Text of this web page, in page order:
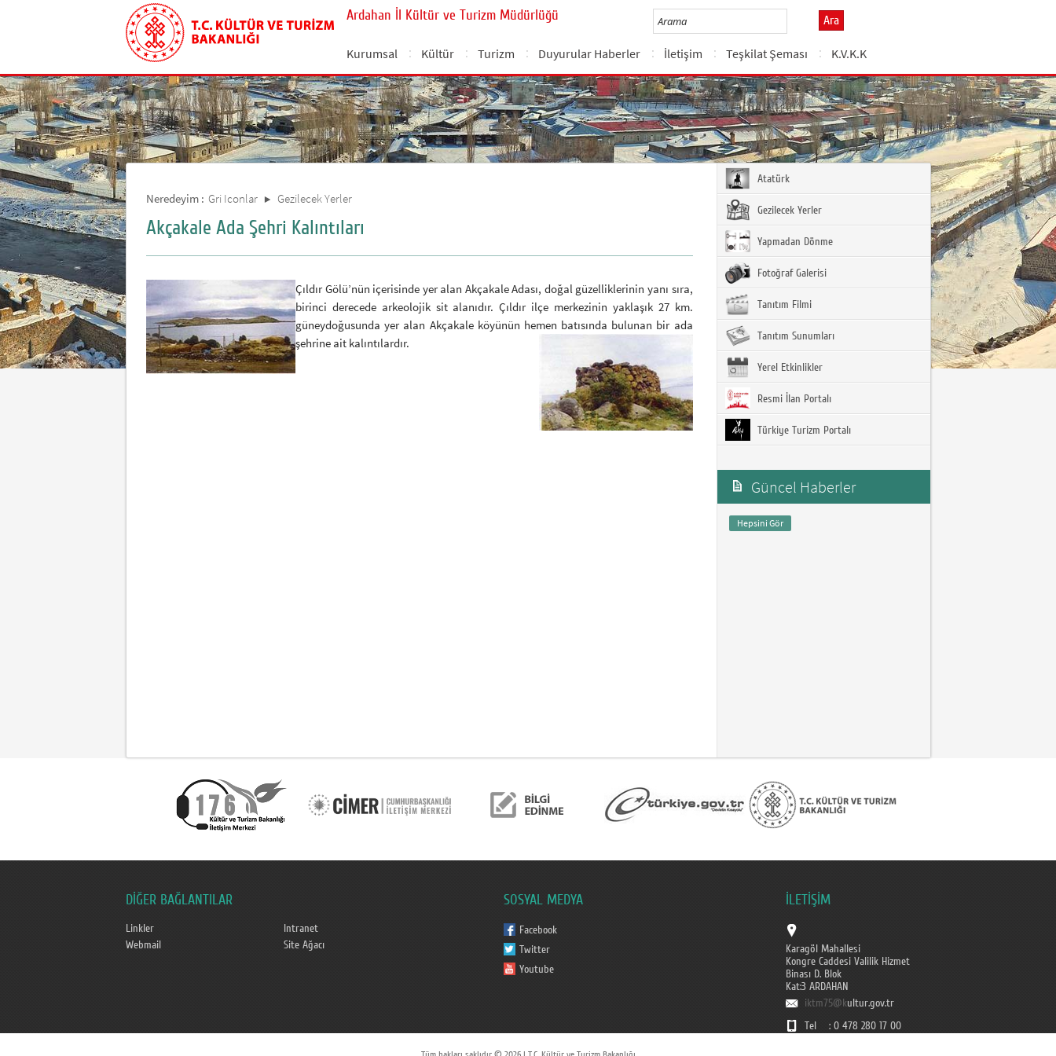
Ardahan İl Kültür ve Turizm Müdürlüğü Ara
Kurumsal Kültür Turizm Duyurular Haberler İletişim Teşkilat Şeması K.V.K.K
Neredeyim : Gri Iconlar Gezilecek Yerler
Akçakale Ada Şehri Kalıntıları
Çıldır Gölü’nün içerisinde yer alan Akçakale Adası, doğal güzelliklerinin yanı sıra,
birinci derecede arkeolojik sit alanıdır. Çıldır ilçe merkezinin yaklaşık 27 km.
güneydoğusunda yer alan Akçakale köyünün hemen batısında bulunan bir ada
şehrine ait kalıntılardır.
Atatürk
Gezilecek Yerler
Yapmadan Dönme
Fotoğraf Galerisi
Tanıtım Filmi
Tanıtım Sunumları
Yerel Etkinlikler
Resmi İlan Portalı
Türkiye Turizm Portalı
Güncel Haberler
Hepsini Gör
DİĞER BAĞLANTILAR
Linkler
Intranet
Webmail
Site Ağacı
SOSYAL MEDYA
Facebook
Twitter
Youtube
İLETİŞİM
Karagöl Mahallesi
Kongre Caddesi Valilik Hizmet
Binası D. Blok
Kat:3 ARDAHAN
iktm75@kultur.gov.tr
Tel : 0 478 280 17 00